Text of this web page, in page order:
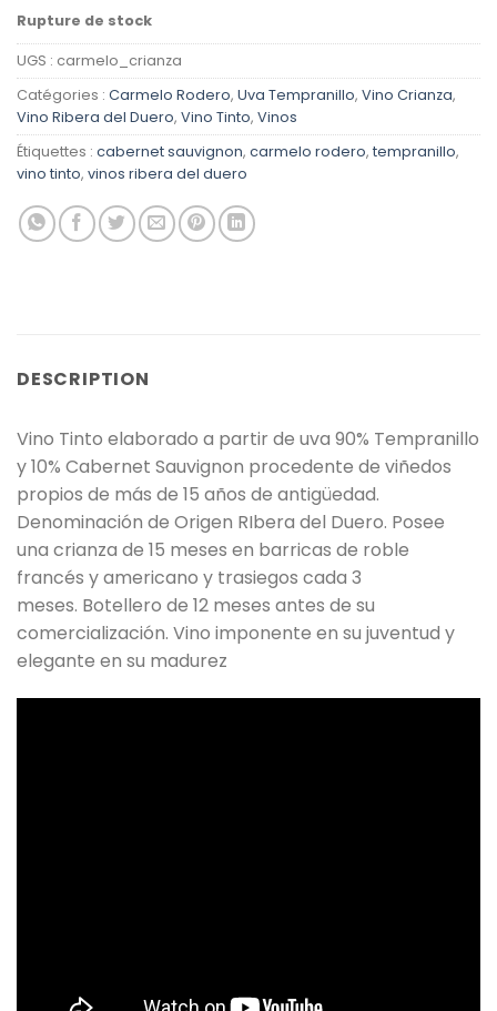
Rupture de stock
UGS : carmelo_crianza
Catégories : Carmelo Rodero, Uva Tempranillo, Vino Crianza,
Vino Ribera del Duero, Vino Tinto, Vinos
Étiquettes : cabernet sauvignon, carmelo rodero, tempranillo,
vino tinto, vinos ribera del duero
DESCRIPTION
Vino Tinto elaborado a partir de uva 90% Tempranillo
y 10% Cabernet Sauvignon procedente de viñedos
propios de más de 15 años de antigüedad.
Denominación de Origen RIbera del Duero. Posee
una crianza de 15 meses en barricas de roble
francés y americano y trasiegos cada 3
meses. Botellero de 12 meses antes de su
comercialización. Vino imponente en su juventud y
elegante en su madurez